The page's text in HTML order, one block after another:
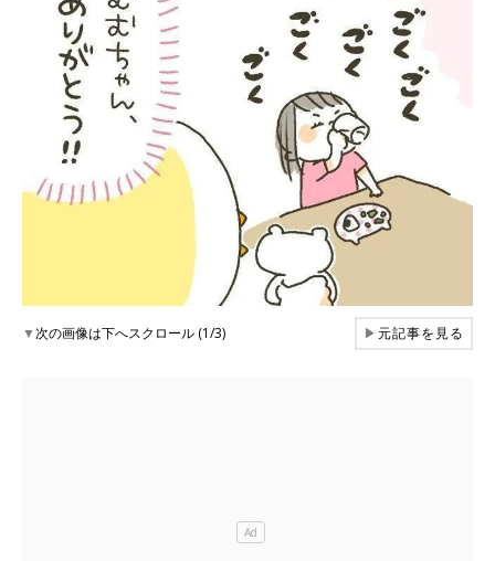
▼次の画像は下へスクロール (1/3) ▶元記事を見る